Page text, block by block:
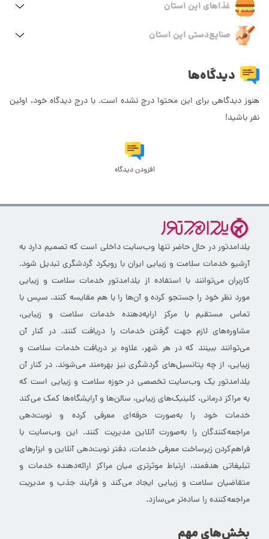
غذاهای این استان
صنایع‌دستی این استان
دیدگاه‌ها
هنوز دیدگاهی برای این محتوا درج نشده است. با درج دیدگاه خود، اولین
نفر باشید!
افزودن دیدگاه
یلدامدتور در حال حاضر تنها وب‌سایت داخلی است که تصمیم دارد به
آرشیو خدمات سلامت و زیبایی ایران با رویکرد گردشگری تبدیل شود.
کاربران می‌توانند با استفاده از یلدامدتور خدمات سلامت و زیبایی
مورد نظر خود را جستجو کرده و آن‌ها را با هم مقایسه کنند. سپس با
تماس مستقیم با مرکز ارایه‌دهنده خدمات سلامت و زیبایی،
مشاوره‌های لازم جهت گرفتن خدمات را دریافت کنند. در کنار آن
می‌توانند ببینند که در هر شهر، علاوه بر دریافت خدمات سلامت و
زیبایی، از چه پتانسیل‌های گردشگری نیز بهره‌مند می‌شوند. در کنار آن
یلدامدتور یک وب‌سایت تخصصی در حوزه سلامت و زیبایی است که
به مراکز درمانی، کلینیک‌های زیبایی، سالن‌ها و آرایشگاه‌ها کمک می‌کند
خدمات خود را به‌صورت حرفه‌ای معرفی کرده و نوبت‌دهی
مراجعه‌کنندگان را به‌صورت آنلاین مدیریت کنند. این وب‌سایت با
فراهم‌کردن زیرساخت معرفی خدمات، دفتر نوبت‌دهی آنلاین و ابزارهای
تبلیغاتی هدفمند، ارتباط موثرتری میان مراکز ارائه‌دهنده خدمات و
متقاضیان سلامت و زیبایی ایجاد می‌کند و فرآیند جذب و مدیریت
مراجعه‌کننده را ساده‌تر می‌سازد.
بخش‌های مهم